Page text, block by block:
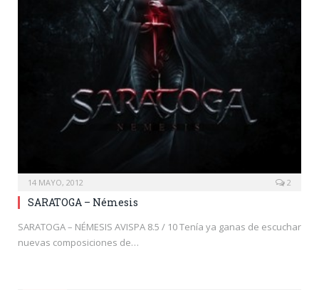
14 MAYO, 2012 2
SARATOGA – Némesis
SARATOGA – NÉMESIS AVISPA 8.5 / 10 Tenía ya ganas de escuchar
nuevas composiciones de…